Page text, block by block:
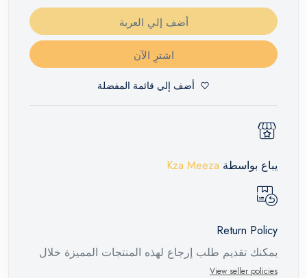
أضف إلي العربة
اشترِ الآن
أضف إلي قائمة المفضلة
يباع بواسطة Kza Meeza
Return Policy
يمكنك تقديم طلب إرجاع لهذه المنتجات المميزة خلال
View seller policies